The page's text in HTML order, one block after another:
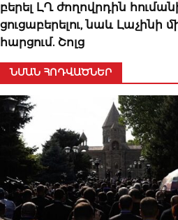
բերել ԼՂ ժողովրդին
ցուցաբերելու, նաև Լաչինի
հարցում. Շոլց
ՆՄԱՆ ՀՈԴՎԱԾՆԵՐ